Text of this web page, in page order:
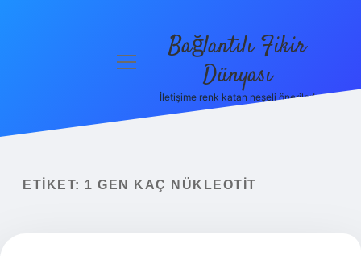
menüyü
Bağlantılı Fikir
Dünyası
İletişime renk katan neşeli öneriler!
ETIKET: 1 GEN KAÇ NÜKLEOTIT